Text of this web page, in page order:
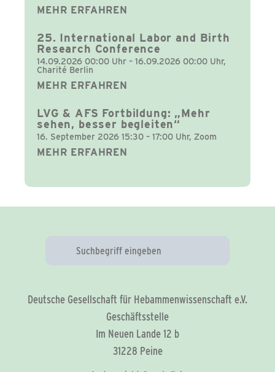
MEHR ERFAHREN
25. International Labor and Birth
Research Conference
14.09.2026 00:00 Uhr – 16.09.2026 00:00 Uhr,
Charité Berlin
MEHR ERFAHREN
LVG & AFS Fortbildung: „Mehr
sehen, besser begleiten“
16. September 2026 15:30 – 17:00 Uhr, Zoom
MEHR ERFAHREN
Deutsche Gesellschaft für Hebammenwissenschaft e.V.
Geschäftsstelle
Im Neuen Lande 12 b
31228 Peine